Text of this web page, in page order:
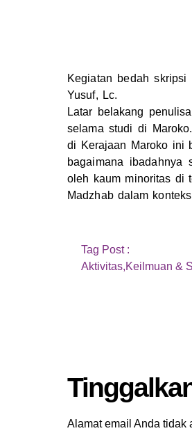
Kegiatan bedah
Yusuf, Lc.
Latar belakang
selama studi di
di Kerajaan Maroko ini
bagaimana ibadahnya
oleh kaum minoritas di
Madzhab dalam
Tag Post :
Aktivitas,Keilmuan &
Alamat email Anda tidak